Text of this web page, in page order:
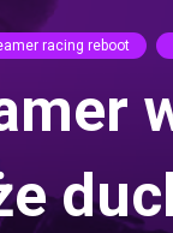
racing reboot